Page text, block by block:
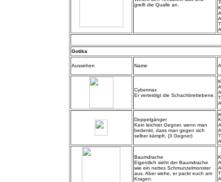
greift die Qualle an.
Gotika
Aussehen Name
Cybermax
Er verteidigt die Schachbrettebene.
Doppelgänger
Kein leichter Gegner, wenn man
bedenkt, dass man gegen sich
selber kämpft. (3 Gegner)
Baumdrache
Eigentlich sieht der Baumdrache
wie ein nettes Schmunzelmonster
aus. Aber wehe, er packt euch am
Kragen.